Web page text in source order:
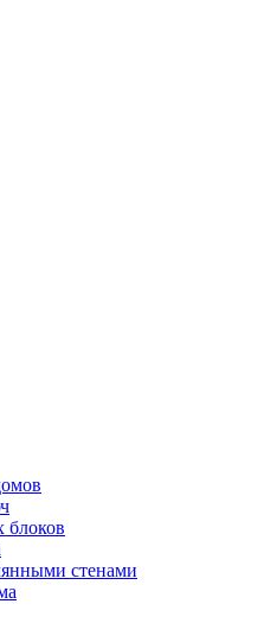
блоков
стенами